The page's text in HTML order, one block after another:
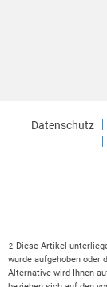
Datenschutz
2
Diese Artikel
wurde aufgehoben oder
Alternative wird Ihnen